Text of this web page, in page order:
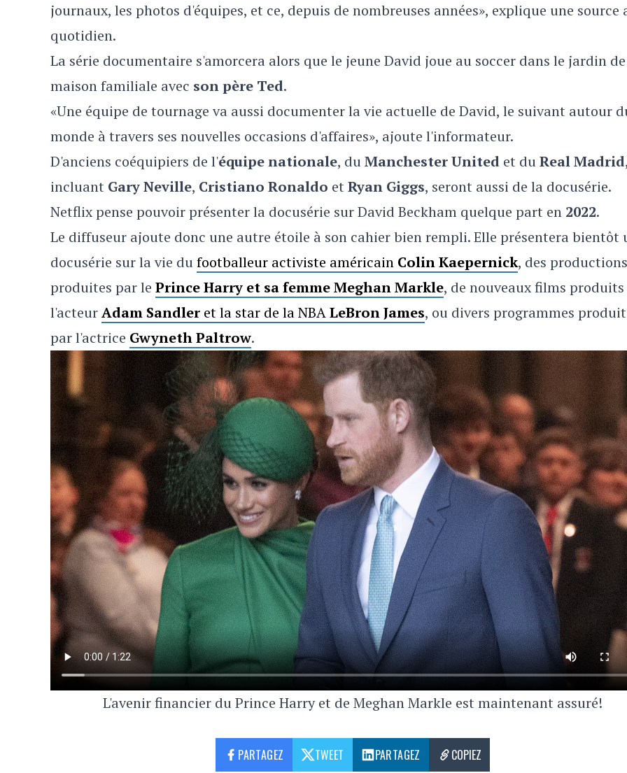
journaux, les photos d'équipes, et ce, depuis de nombreuses années», explique une source
quotidien.
La série documentaire s'amorcera alors que le jeune David joue au soccer dans le jardin
maison familiale avec son père Ted.
«Une équipe de tournage va aussi documenter la vie actuelle de David, le suivant autour
monde à travers ses nouvelles occasions d'affaires», ajoute l'informateur.
D'anciens coéquipiers de l'équipe nationale, duManchester United et duReal Madrid
incluant Gary Neville, Cristiano Ronaldo et Ryan Giggs, seront aussi de la docusérie.
Netflix pense pouvoir présenter la docusérie sur David Beckham quelque part en 2022.
Le diffuseur ajoute donc une autre étoile à son cahier bien rempli. Elle présentera bientôt
docusérie sur la vie dufootballeur activiste américain Colin Kaepernick, des productions
produites par le Prince Harry et sa femme Meghan Markle, de nouveaux films
l'acteurAdam Sandler et la star de la NBALeBron James, ou divers programmes
par l'actrice Gwyneth Paltrow.
L'avenir financier du Prince Harry et de Meghan Markle est maintenant assuré!
PARTAGEZ TWEET PARTAGEZ COPIEZ